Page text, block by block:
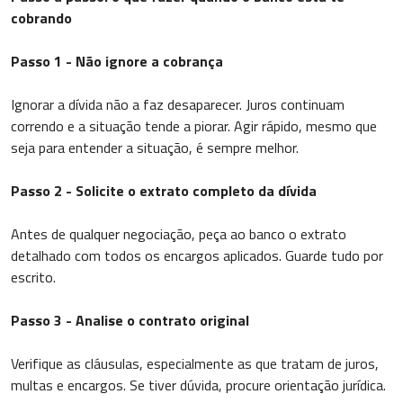
cobrando
Passo 1 - Não ignore a cobrança
Ignorar a dívida não a faz desaparecer. Juros continuam
correndo e a situação tende a piorar. Agir rápido, mesmo que
seja para entender a situação, é sempre melhor.
Passo 2 - Solicite o extrato completo da dívida
Antes de qualquer negociação, peça ao banco o extrato
detalhado com todos os encargos aplicados. Guarde tudo por
escrito.
Passo 3 - Analise o contrato original
Verifique as cláusulas, especialmente as que tratam de juros,
multas e encargos. Se tiver dúvida, procure orientação jurídica.